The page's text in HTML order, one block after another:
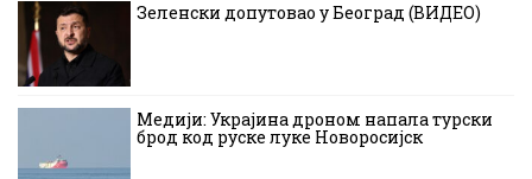
Зеленски допутовао у Београд (ВИДЕО)
Медији: Украјина дроном напала турски
брод код руске луке Новоросијск